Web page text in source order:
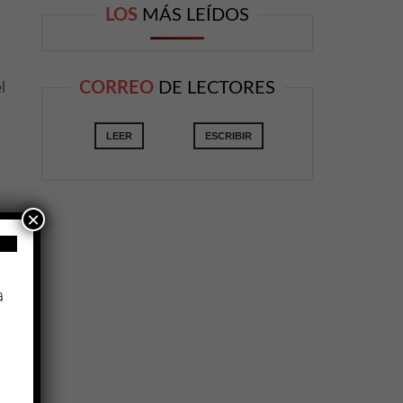
LOS MÁS LEÍDOS
CORREO DE LECTORES
LEER ESCRIBIR
×